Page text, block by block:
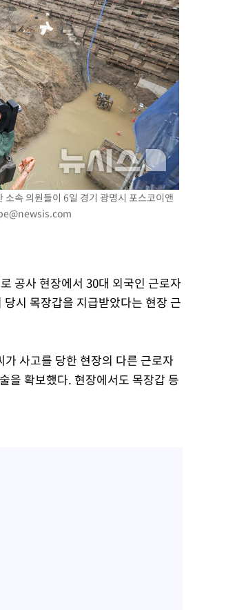
속 의원들이 6일 경기 광명시 포스코이앤
공사 현장에서 30대 외국인 근로자
시 목장갑을 지급받았다는 현장 근
사고를 당한 현장의 다른 근로자
을 확보했다. 현장에서도 목장갑 등